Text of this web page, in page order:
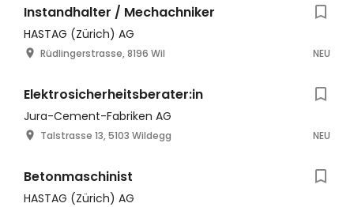
Instandhalter / Mechachniker
HASTAG (Zürich) AG
Rüdlingerstrasse, 8196 Wil NEU
Elektrosicherheitsberater:in
Jura-Cement-Fabriken AG
Talstrasse 13, 5103 Wildegg NEU
Betonmaschinist
HASTAG (Zürich) AG